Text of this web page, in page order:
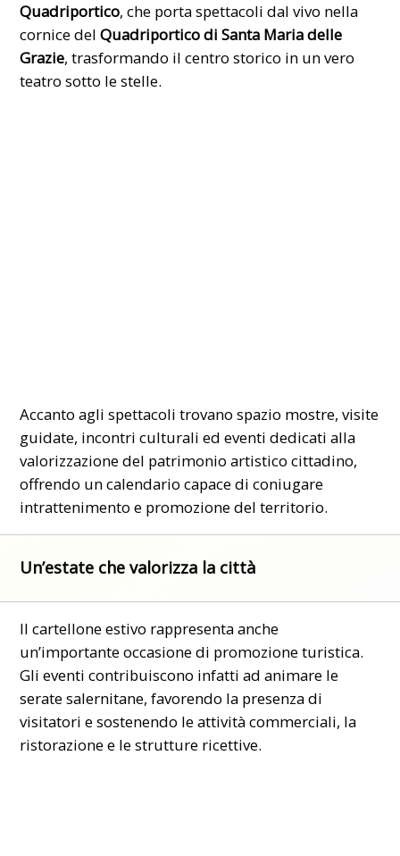
Quadriportico, che porta spettacoli dal vivo nella
cornice delQuadriportico di Santa Maria delle
Grazie, trasformando il centro storico in un vero
teatro sotto le stelle.
Accanto agli spettacoli trovano spazio mostre, visite
guidate, incontri culturali ed eventi dedicati alla
valorizzazione del patrimonio artistico cittadino,
offrendo un calendario capace di coniugare
intrattenimento e promozione del territorio.
Un’estate che valorizza la città
Il cartellone estivo rappresenta anche
un’importante occasione di promozione turistica.
Gli eventi contribuiscono infatti ad animare le
serate salernitane, favorendo la presenza di
visitatori e sostenendo le attività commerciali, la
ristorazione e le strutture ricettive.